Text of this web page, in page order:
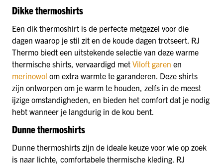
Dikke thermoshirts
Een dik thermoshirt is de perfecte metgezel voor die
dagen waarop je stil zit en de koude dagen trotseert. RJ
Thermo biedt een uitstekende selectie van deze warme
thermische shirts, vervaardigd met Viloft garen en
merinowol om extra warmte te garanderen. Deze shirts
zijn ontworpen om je warm te houden, zelfs in de meest
ijzige omstandigheden, en bieden het comfort dat je nodig
hebt wanneer je langdurig in de kou bent.
Dunne thermoshirts
Dunne thermoshirts zijn de ideale keuze voor wie op zoek
is naar lichte, comfortabele thermische kleding. RJ